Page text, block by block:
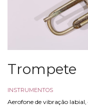
Trompete
INSTRUMENTOS
Aerofone de vibração